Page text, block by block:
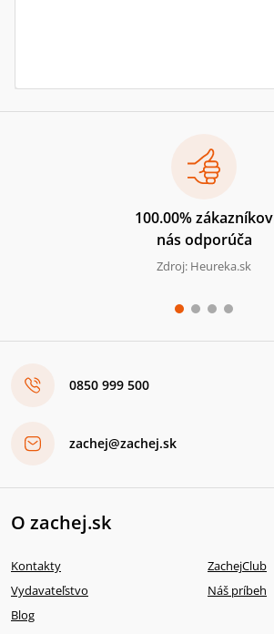
100.00% zákazníkov
nás odporúča
Zdroj: Heureka.sk
0850 999 500
zachej@zachej.sk
O zachej.sk
Kontakty
ZachejClub
Vydavateľstvo
Náš príbeh
Blog